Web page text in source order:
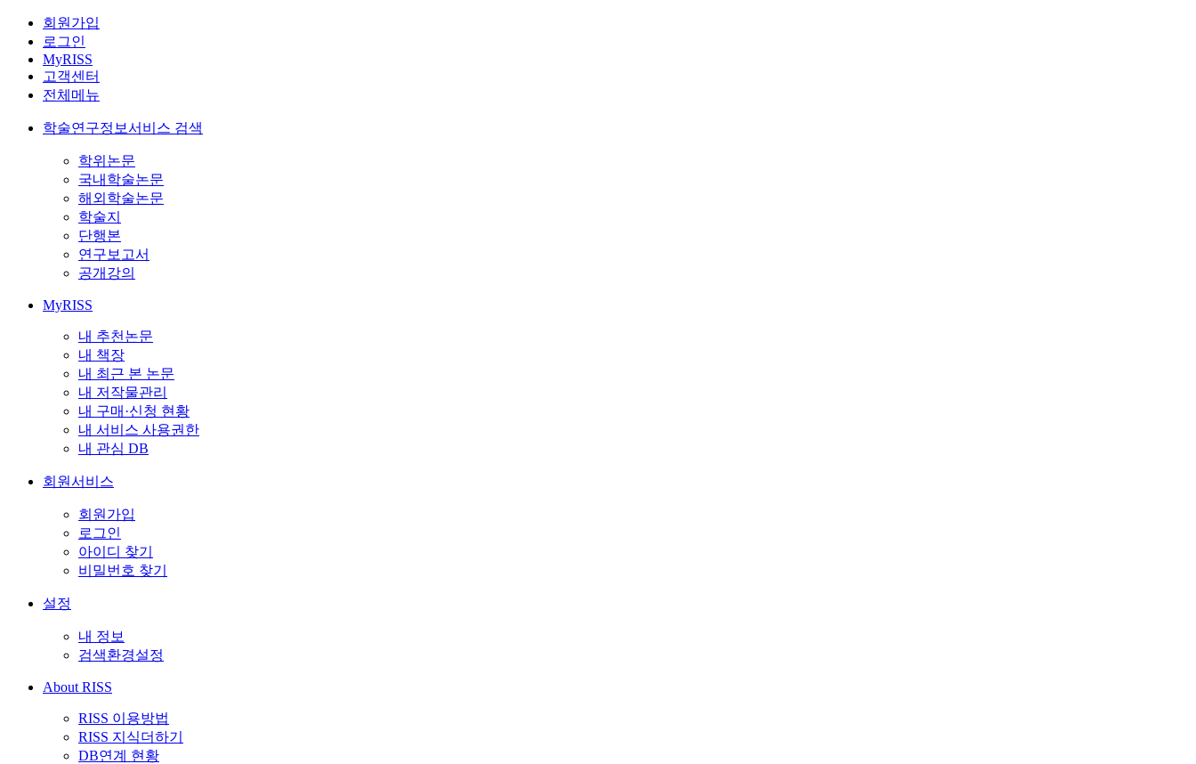
회원가입
로그인
MyRISS
고객센터
전체메뉴
학술연구정보서비스 검색
학위논문
국내학술논문
해외학술논문
학술지
단행본
연구보고서
공개강의
MyRISS
내 추천논문
내 책장
내 최근 본 논문
내 저작물관리
내 구매·신청 현황
내 서비스 사용권한
내 관심 DB
회원서비스
회원가입
로그인
아이디 찾기
비밀번호 찾기
설정
내 정보
검색환경설정
About RISS
RISS 이용방법
RISS 지식더하기
DB연계 현황